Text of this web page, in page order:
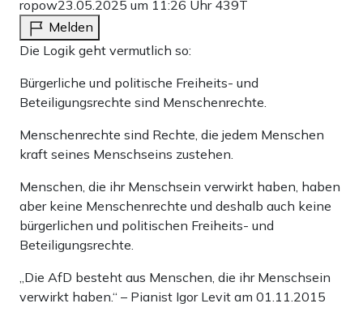
ropow23.05.2025 um 11:26 Uhr 439T
Melden
Die Logik geht vermutlich so:
Bürgerliche und politische Freiheits- und
Beteiligungsrechte sind Menschenrechte.
Menschenrechte sind Rechte, die jedem Menschen
kraft seines Menschseins zustehen.
Menschen, die ihr Menschsein verwirkt haben, haben
aber keine Menschenrechte und deshalb auch keine
bürgerlichen und politischen Freiheits- und
Beteiligungsrechte.
„Die AfD besteht aus Menschen, die ihr Menschsein
verwirkt haben.“ – Pianist Igor Levit am 01.11.2015